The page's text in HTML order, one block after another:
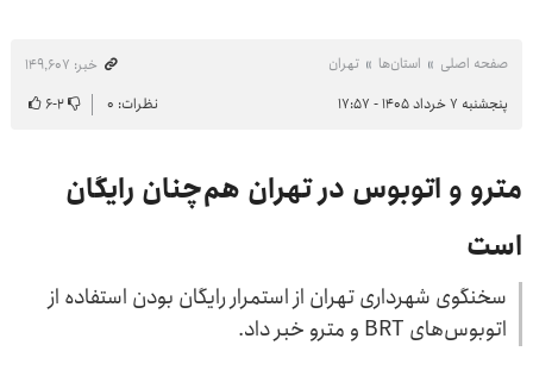
صفحه اصلی استان‌ها تهران
خبر: ۱۴۹٬۶۰۷
پنجشنبه ۷ خرداد ۱۴۰۵ - ۱۷:۵۷
نظرات: ۰ ۲-۶
مترو و اتوبوس در تهران هم‌چنان رایگان
است
سخنگوی شهرداری تهران از استمرار رایگان بودن استفاده از
اتوبوس‌های BRT و مترو خبر داد.